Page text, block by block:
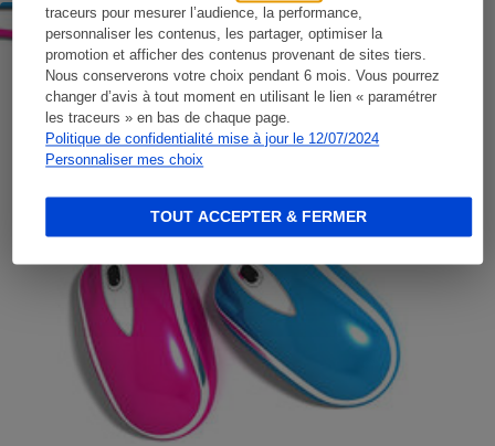
traceurs pour mesurer l’audience, la performance,
personnaliser les contenus, les partager, optimiser la
promotion et afficher des contenus provenant de sites tiers.
Nous conserverons votre choix pendant 6 mois. Vous pourrez
changer d’avis à tout moment en utilisant le lien « paramétrer
les traceurs » en bas de chaque page.
Politique de confidentialité mise à jour le 12/07/2024
Personnaliser mes choix
TOUT ACCEPTER & FERMER